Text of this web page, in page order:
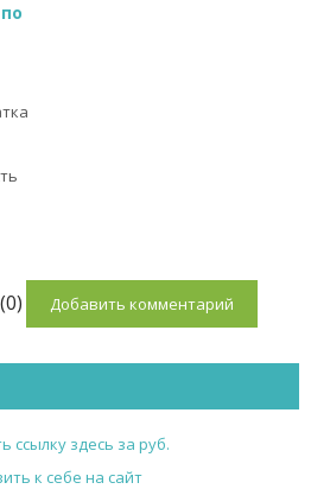
Добавить комментарий
ссылку здесь за руб.
к себе на сайт